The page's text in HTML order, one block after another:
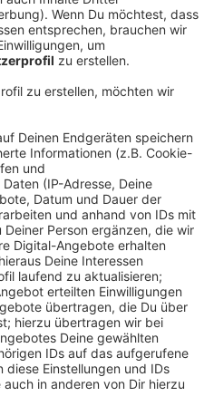
die vier über ihr 50-
2022 im Savoy Theater
Einblick über Privates mit
Gegenwart und Zukunft.
Nachhören